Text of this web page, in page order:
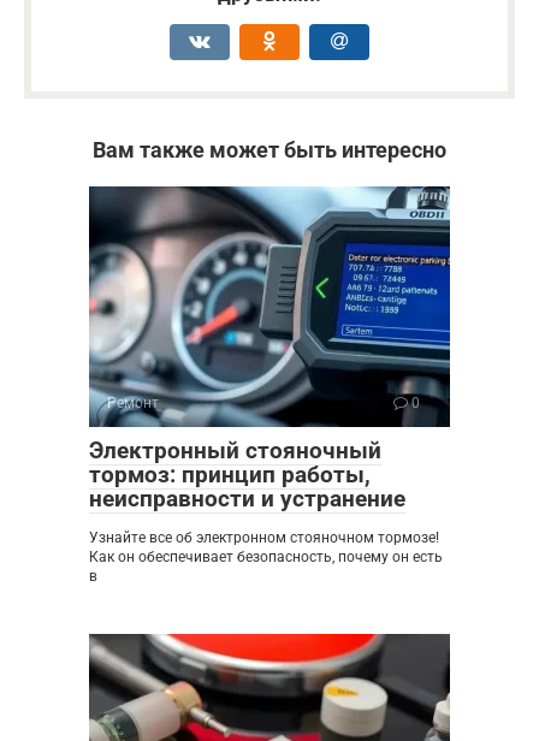
Вам также может быть интересно
Ремонт 0
Электронный стояночный
тормоз: принцип работы,
неисправности и устранение
Узнайте все об электронном стояночном тормозе!
Как он обеспечивает безопасность, почему он есть
в